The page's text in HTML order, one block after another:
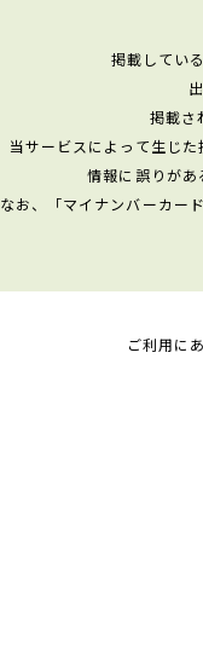
掲載してい
掲載さ
当サービスによって生じ
情報に誤りがあ
なお、「マイナンバーカー
ご利用に